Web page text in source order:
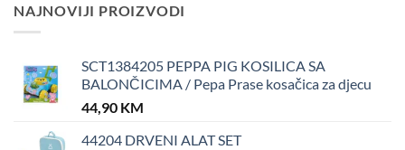
NAJNOVIJI PROIZVODI
SCT1384205 PEPPA PIG KOSILICA SA
BALONČICIMA / Pepa Prase kosačica za djecu
44,90 KM
44204 DRVENI ALAT SET